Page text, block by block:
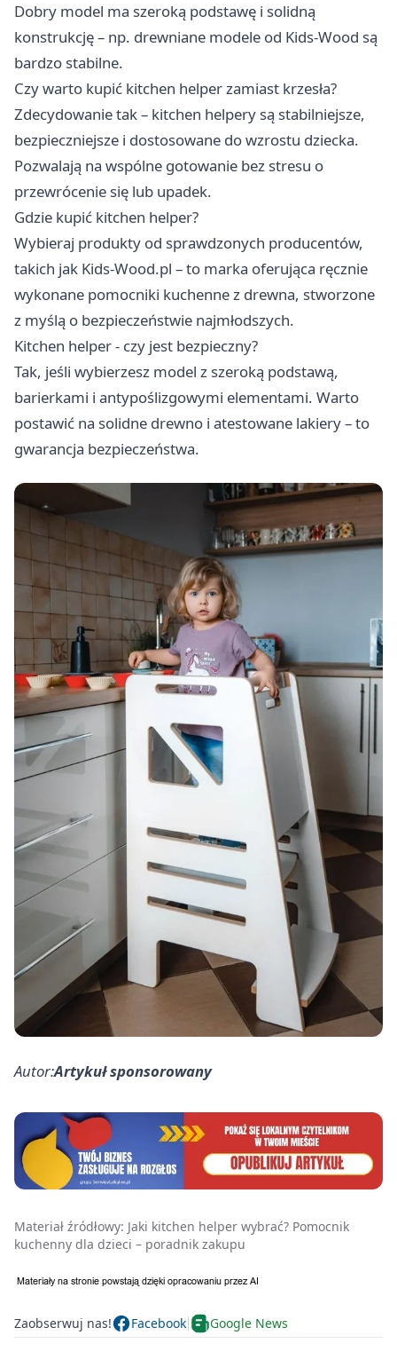
Dobry model ma szeroką podstawę i solidną
konstrukcję – np. drewniane modele od Kids-Wood są
bardzo stabilne.
Czy warto kupić kitchen helper zamiast krzesła?
Zdecydowanie tak – kitchen helpery są stabilniejsze,
bezpieczniejsze i dostosowane do wzrostu dziecka.
Pozwalają na wspólne gotowanie bez stresu o
przewrócenie się lub upadek.
Gdzie kupić kitchen helper?
Wybieraj produkty od sprawdzonych producentów,
takich jak Kids-Wood.pl – to marka oferująca ręcznie
wykonane pomocniki kuchenne z drewna, stworzone
z myślą o bezpieczeństwie najmłodszych.
Kitchen helper - czy jest bezpieczny?
Tak, jeśli wybierzesz model z szeroką podstawą,
barierkami i antypoślizgowymi elementami. Warto
postawić na solidne drewno i atestowane lakiery – to
gwarancja bezpieczeństwa.
Autor:Artykuł sponsorowany
Materiał źródłowy: Jaki kitchen helper wybrać? Pomocnik
kuchenny dla dzieci – poradnik zakupu
Zaobserwuj nas! Facebook Google News